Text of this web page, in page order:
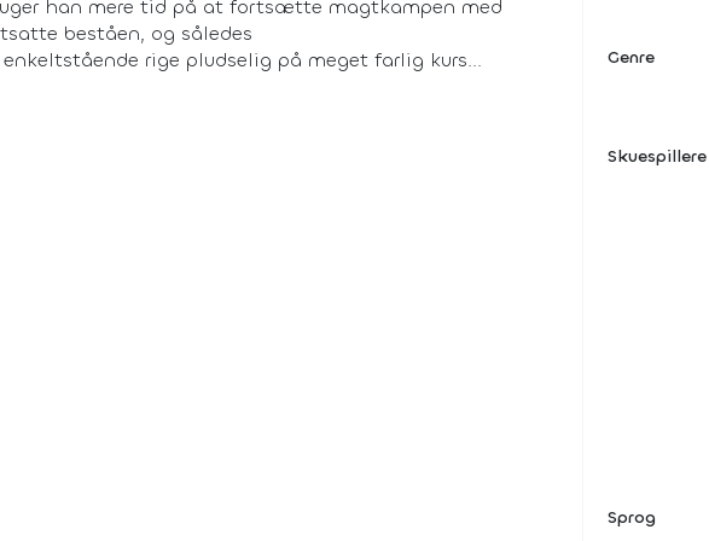
han mere tid på at fortsætte magtkampen med
beståen, og således
rige pludselig på meget farlig kurs...
Genre
Skuespillere
Sprog